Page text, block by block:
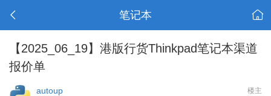
笔记本
【2025_06_19】港版行货Thinkpad笔记本渠道
报价单
楼主
autoup